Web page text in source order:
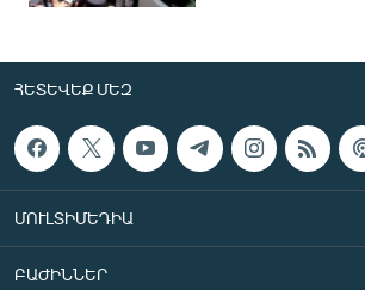
ՀԵՏԵՎԵՔ ՄԵԶ
ՄՈՒԼՏԻՄԵԴԻԱ
ԲԱԺԻՆՆԵՐ